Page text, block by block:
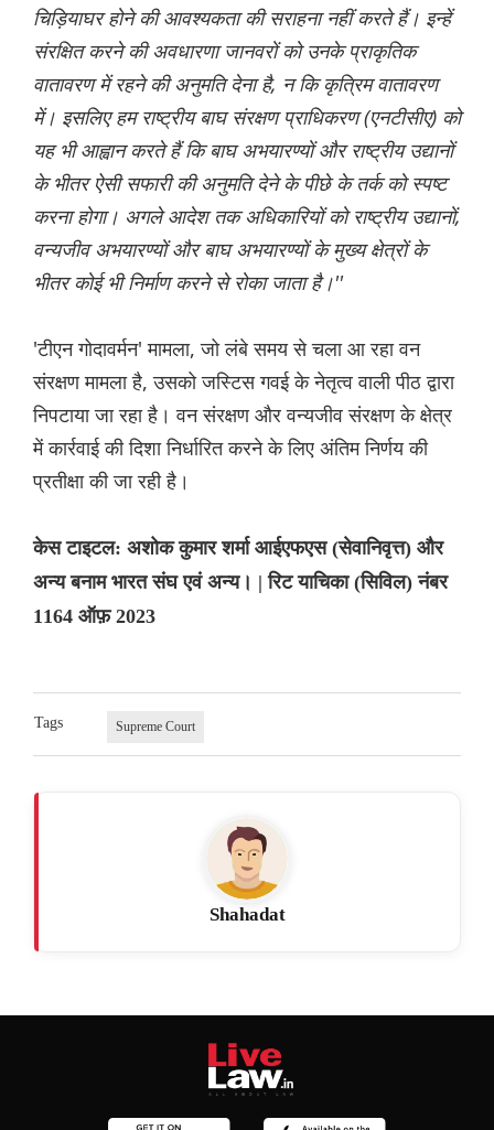
चिड़ियाघर होने की आवश्यकता की सराहना नहीं करते हैं। इन्हें
संरक्षित करने की अवधारणा जानवरों को उनके प्राकृतिक
वातावरण में रहने की अनुमति देना है, न कि कृत्रिम वातावरण
में। इसलिए हम राष्ट्रीय बाघ संरक्षण प्राधिकरण (एनटीसीए) को
यह भी आह्वान करते हैं कि बाघ अभयारण्यों और राष्ट्रीय उद्यानों
के भीतर ऐसी सफारी की अनुमति देने के पीछे के तर्क को स्पष्ट
करना होगा। अगले आदेश तक अधिकारियों को राष्ट्रीय उद्यानों,
वन्यजीव अभयारण्यों और बाघ अभयारण्यों के मुख्य क्षेत्रों के
भीतर कोई भी निर्माण करने से रोका जाता है।''
'टीएन गोदावर्मन' मामला, जो लंबे समय से चला आ रहा वन
संरक्षण मामला है, उसको जस्टिस गवई के नेतृत्व वाली पीठ द्वारा
निपटाया जा रहा है। वन संरक्षण और वन्यजीव संरक्षण के क्षेत्र
में कार्रवाई की दिशा निर्धारित करने के लिए अंतिम निर्णय की
प्रतीक्षा की जा रही है।
केस टाइटल: अशोक कुमार शर्मा आईएफएस (सेवानिवृत्त) और
अन्य बनाम भारत संघ एवं अन्य। | रिट याचिका (सिविल) नंबर
1164 ऑफ़ 2023
Tags Supreme Court
Shahadat